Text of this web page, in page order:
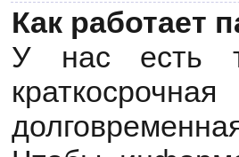
Как работает
У нас есть